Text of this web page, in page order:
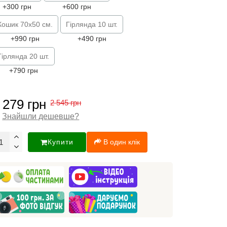
+300 грн +600 грн
70х50 см.
+990 грн
Гірлянда 10 шт.
+490 грн
20 шт.
+790 грн
грн 2 545 грн
Знайшли дешевше?
Купити В один клік